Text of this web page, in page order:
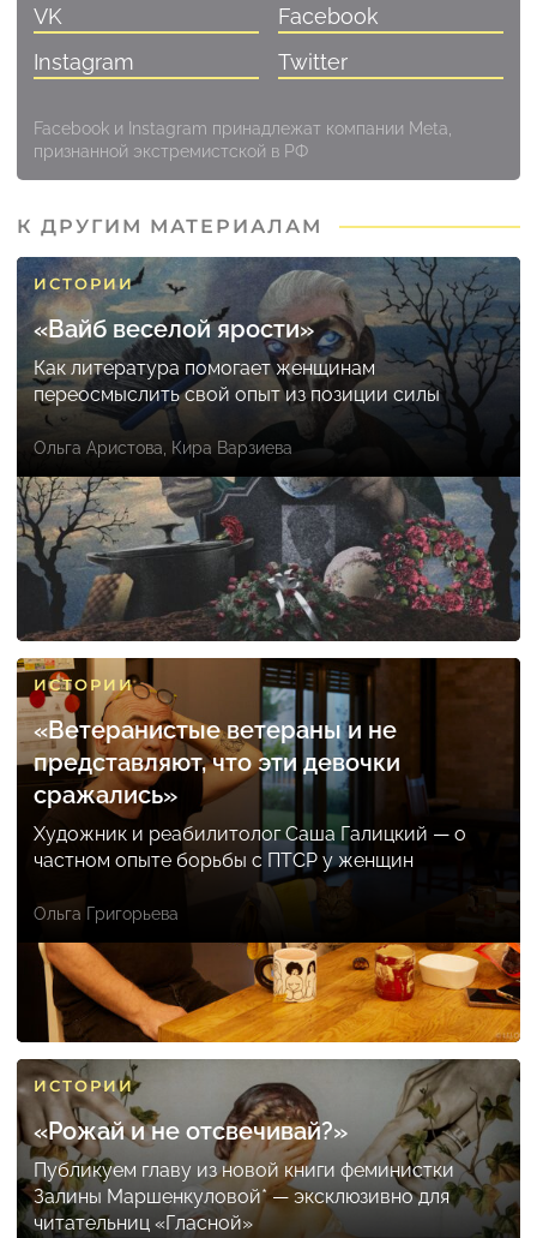
VK
Facebook
Instagram
Twitter
Facebook и Instagram принадлежат компании Meta,
признанной экстремистской в РФ
К ДРУГИМ МАТЕРИАЛАМ
ИСТОРИИ
«Вайб веселой ярости»
Как литература помогает женщинам
переосмыслить свой опыт из позиции силы
Ольга Аристова Кира Варзиева
ИСТОРИИ
«Ветеранистые ветераны и не
представляют, что эти девочки
сражались»
Художник и реабилитолог Саша Галицкий — о
частном опыте борьбы с ПТСР у женщин
Ольга Григорьева
ИСТОРИИ
«Рожай и не отсвечивай?»
Публикуем главу из новой книги феминистки
Залины Маршенкуловой* — эксклюзивно для
читательниц «Гласной»